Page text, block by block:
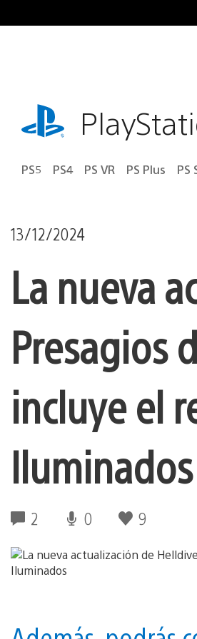
al
playstation.com
PS5 PS4 PS VR PS Plus PS
13/12/2024
La nueva
Presagios
incluye el
Iluminados
2 0 9